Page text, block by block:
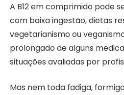
A B12 em comprimido pode
com baixa ingestão, dietas
vegetarianismo ou
prolongado de alguns
situações avaliadas por
Mas nem toda fadiga,